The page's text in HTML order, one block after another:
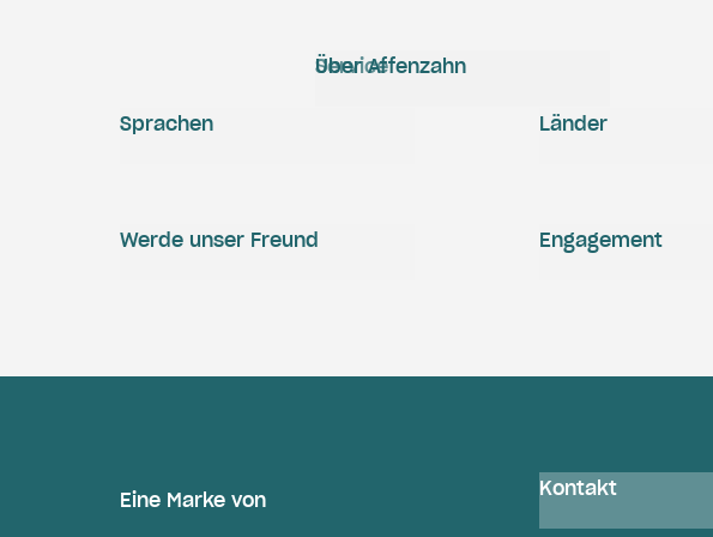
Service
Über Affenzahn
Engagement
Werde unser Freund
Sprachen Länder
Eine Marke von Kontakt